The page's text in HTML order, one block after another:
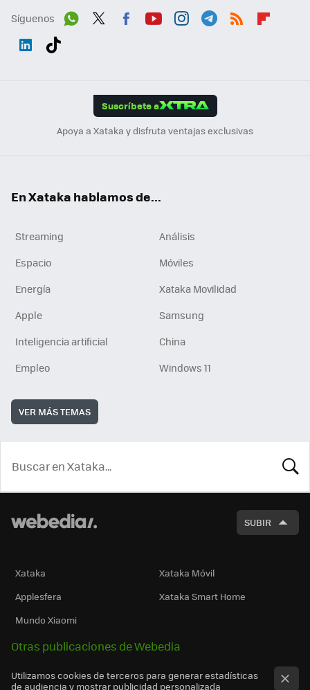
Síguenos
Suscríbete a
Apoya a Xataka y disfruta ventajas exclusivas
En Xataka hablamos de...
Streaming
Análisis
Espacio
Móviles
Energía
Xataka Movilidad
Apple
Samsung
Inteligencia artificial
China
Empleo
Windows 11
VER MÁS TEMAS
SUBIR
Xataka
Xataka Móvil
Applesfera
Xataka Smart Home
Mundo Xiaomi
Otras publicaciones de Webedia
Utilizamos cookies de terceros para generar estadísticas
de audiencia y mostrar publicidad personalizada